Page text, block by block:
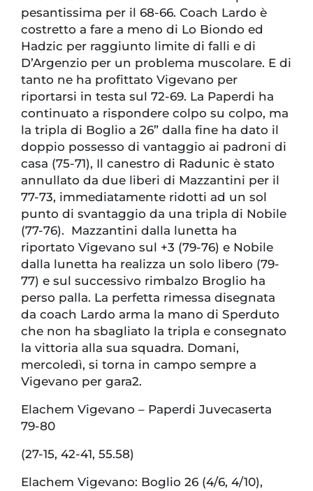
pesantissima per il 68-66. Coach Lardo è
costretto a fare a meno di Lo Biondo ed
Hadzic per raggiunto limite di falli e di
D’Argenzio per un problema muscolare. E di
tanto ne ha profittato Vigevano per
riportarsi in testa sul 72-69. La Paperdi ha
continuato a rispondere colpo su colpo, ma
la tripla di Boglio a 26” dalla fine ha dato il
doppio possesso di vantaggio ai padroni di
casa (75-71), Il canestro di Radunic è stato
annullato da due liberi di Mazzantini per il
77-73, immediatamente ridotti ad un sol
punto di svantaggio da una tripla di Nobile
(77-76). Mazzantini dalla lunetta ha
riportato Vigevano sul +3 (79-76) e Nobile
dalla lunetta ha realizza un solo libero (79-
77) e sul successivo rimbalzo Broglio ha
perso palla. La perfetta rimessa disegnata
da coach Lardo arma la mano di Sperduto
che non ha sbagliato la tripla e consegnato
la vittoria alla sua squadra. Domani,
mercoledì, si torna in campo sempre a
Vigevano per gara2.
Elachem Vigevano – Paperdi Juvecaserta
79-80
(27-15, 42-41, 55.58)
Elachem Vigevano: Boglio 26 (4/6, 4/10),